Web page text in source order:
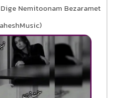
Nemitoonam Bezaramet